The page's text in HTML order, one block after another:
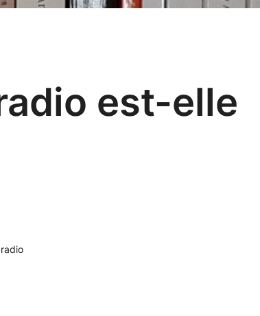
est-elle
radio